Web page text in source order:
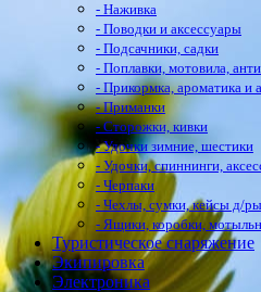
- Наживка
- Поводки и аксессуары
- Подсачники, садки
- Поплавки, мотовила,
- Прикормка, ароматика и
- Приманки
- Сторожки, кивки
- Удочки зимние, шестики
- Удочки, спиннинги,
- Черпаки
- Чехлы, сумки, кейсы д/
- Ящики, коробки,
Туристическое снаряжение
Экипировка
Электроника